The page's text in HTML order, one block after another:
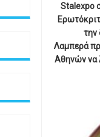
Stalexpo
την
Λαμπερά
Αθηνών να